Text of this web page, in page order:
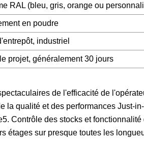
RAL (bleu, gris, orange ou
en poudre
industriel
projet, généralement 30 jours
de l'efficacité de
la qualité et des performances Just-
Contrôle des stocks et
étages sur presque toutes les